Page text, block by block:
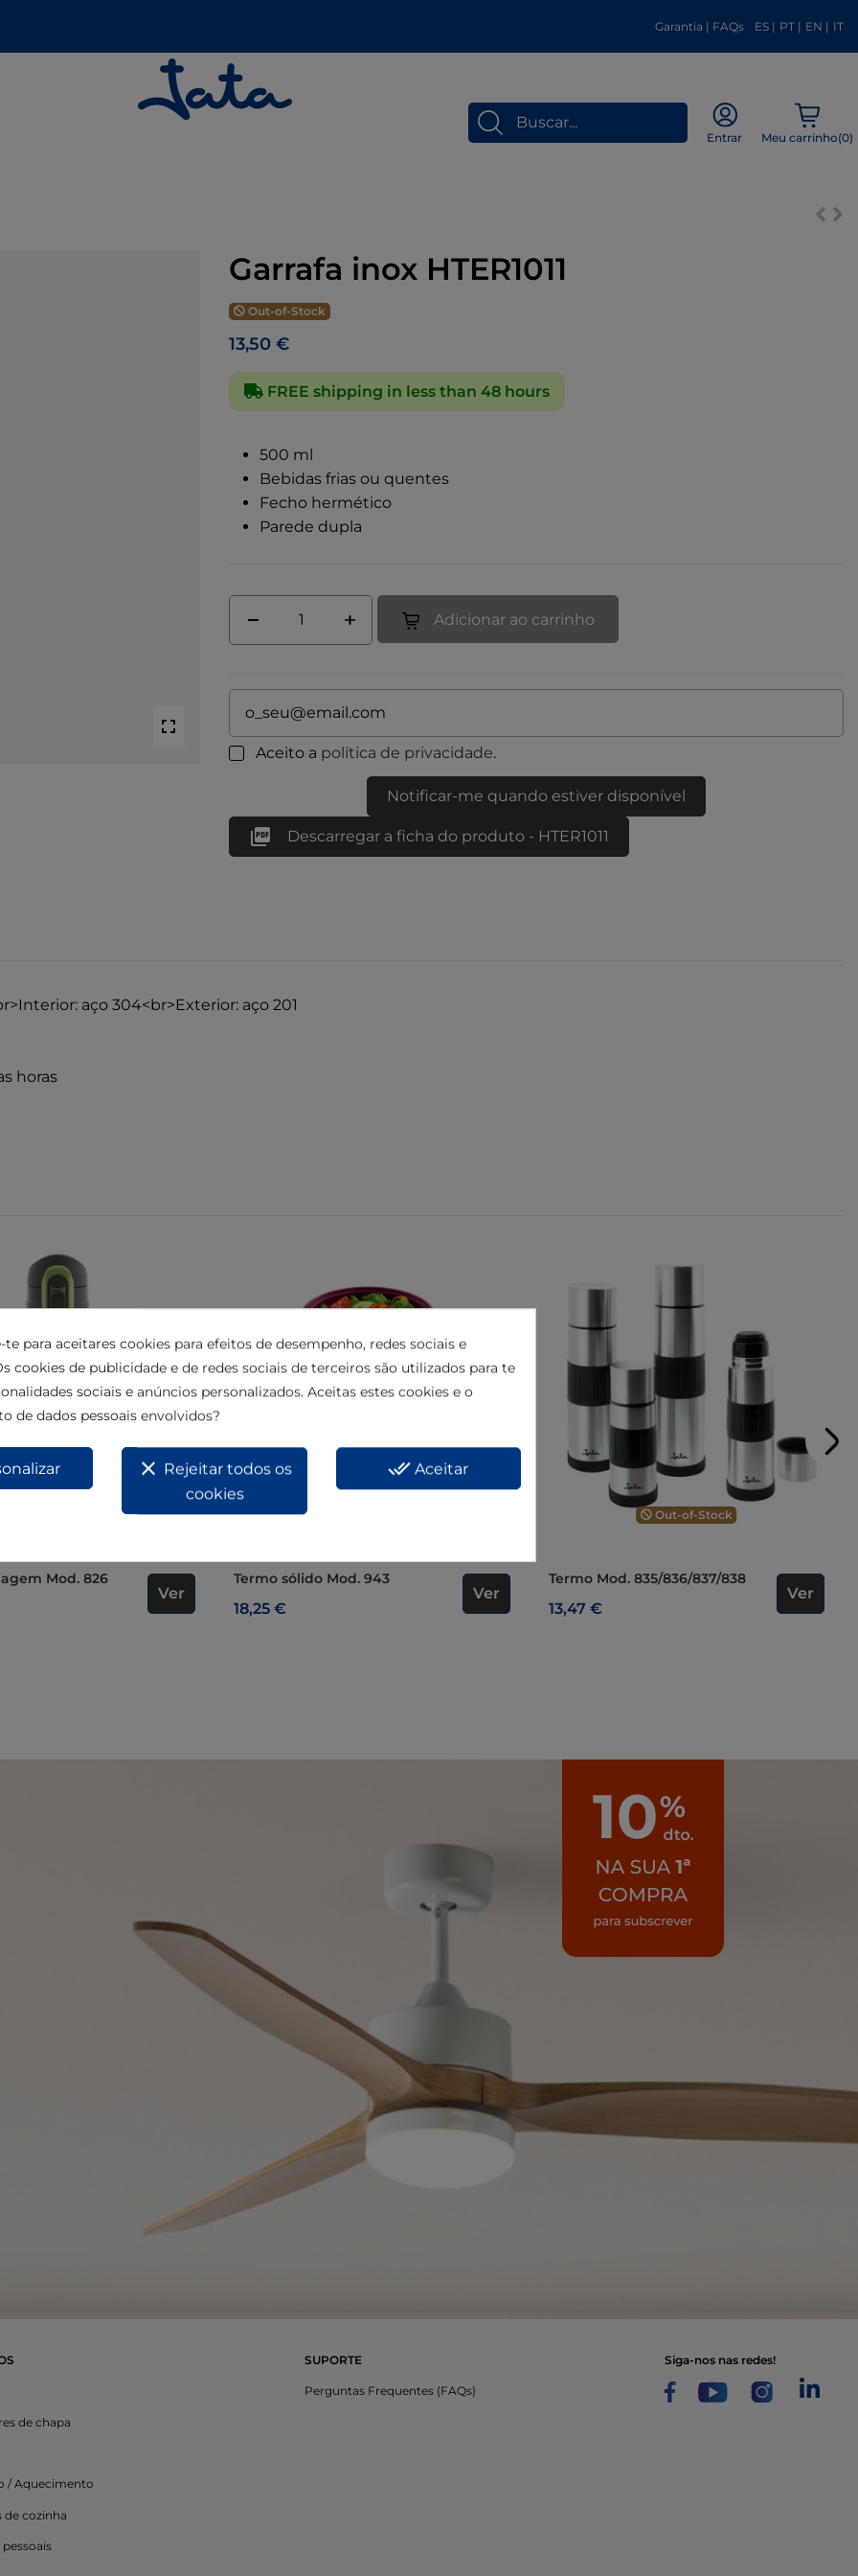
Garantia | FAQs ES | PT | EN | IT
Entrar Meu carrinho(0)
Garrafa inox HTER1011
Out-of-Stock
13,50 €
FREE shipping in less than 48 hours
500 ml
Bebidas frias ou quentes
Fecho hermético
Parede dupla
Adicionar ao carrinho
Aceito a política de privacidade.
Notificar-me quando estiver disponível
 Descarregar a ficha do produto - HTER1011
aço 304<br>Exterior: aço 201
horas
Mod. 826
Ver
Termo sólido Mod. 943
18,25 €
Ver
Out-of-Stock
Termo Mod. 835/836/837/838
13,47 €
Ver
de chapa
/ Aquecimento
de cozinha
SUPORTE
Perguntas Frequentes (FAQs)
siga-nos nas redes!
te para aceitares cookies para efeitos de desempenho, redes sociais e
cookies de publicidade e de redes sociais de terceiros são utilizados para te
sociais e anúncios personalizados. Aceitas estes cookies e o
de dados pessoais envolvidos?
done_all Aceitar
clear Rejeitar todos os
cookies